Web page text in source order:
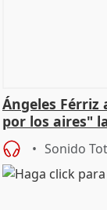
Ángeles
por los aires"
SMA
Sonido